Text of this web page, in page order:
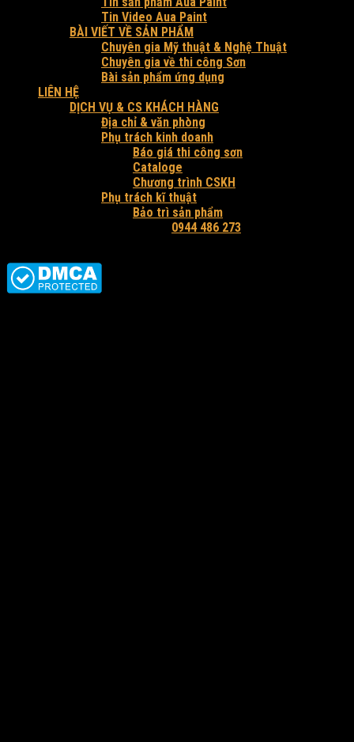
Tin Video Aua Paint
BÀI VIẾT VỀ SẢN PHẨM
Chuyên gia Mỹ thuật & Nghệ Thuật
Chuyên gia về thi công Sơn
Bài sản phẩm ứng dụng
LIÊN HỆ
DỊCH VỤ & CS KHÁCH HÀNG
Địa chỉ & văn phòng
Phụ trách kinh doanh
Báo giá thi công sơn
Cataloge
Chương trình CSKH
Phụ trách kĩ thuật
Bảo trì sản phẩm
0944 486 273